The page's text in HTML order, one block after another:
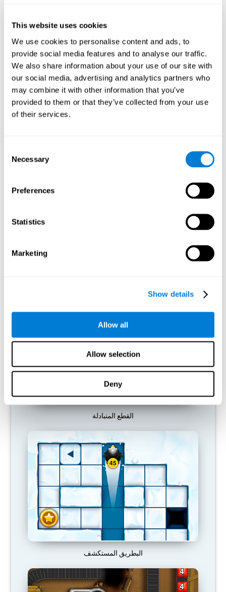
This website uses cookies
We use cookies to personalise content and ads, to
provide social media features and to analyse our traffic.
We also share information about your use of our site with
our social media, advertising and analytics partners who
may combine it with other information that you’ve
provided to them or that they’ve collected from your use
of their services.
Selection
Necessary
Preferences
Statistics
Marketing
Show details
Allow all
Allow selection
Deny
تساعد اللعبة قم بالمطابقة في تدريب الكبت والإدراك البصري. إنّ تنبيه
هذه المهارات باستمرار قد يساعد في إنشاء نقاط تشابك جديدة، تنظيم
الدوائر العصبية وتحسين الوظائف المعرفية.
الأسبوع الأوّل الأسبوع الثاني الأسبوع الثالث
إسقاط رسومي توجيهي للشبكات العصبية بعد 3 أسابيع.
تمّ تصميم الدماغ لتوفير وسائل، لذلك يحذف الاتصالات غير المستخدمة.
نمط التنشيط العصبي ويصبح ضعيفاً. إنّه يجعلنا أقل مهارة لاستخدام
الوظيفة هذه ويخفض الفعالية عند الأنشطة اليومية.
القطع المتبادلة
البطريق المستكشف